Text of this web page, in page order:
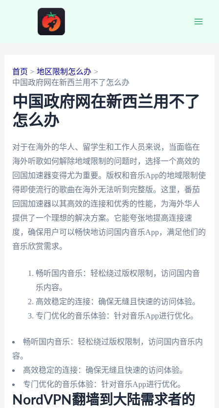
首页
地区限制怎么办
中国政府网在新西兰用不了怎么办
中国政府网在新西兰用不了
怎么办
对于在海外的华人、留学生和工作人员来说，当面临在
海外听歌如何解除地域限制的问题时，选择一个高效的
回国加速器变得尤为重要。版权和音乐App的地域限制使
得即使流行的歌曲在海外无法听到完整版。这里，番茄
回国加速器以其高效的连接和优秀的性能，为海外华人
提供了一个理想的解决方案。它能夸张地提高连接速
度，确保用户可以畅快地访问国内音乐App，满足他们的
音乐欣赏需求。
畅听国内音乐：轻松绕过版权限制，访问国内音
乐内容。
高效稳定的连接：确保无缝且快速的访问体验。
专门优化的音乐体验：针对音乐App进行优化。
畅听国内音乐：轻松绕过版权限制，访问国内音乐内
容。
高效稳定的连接：确保无缝且快速的访问体验。
专门优化的音乐体验：针对音乐App进行优化。
NordVPN翻墙到大陆需求者的